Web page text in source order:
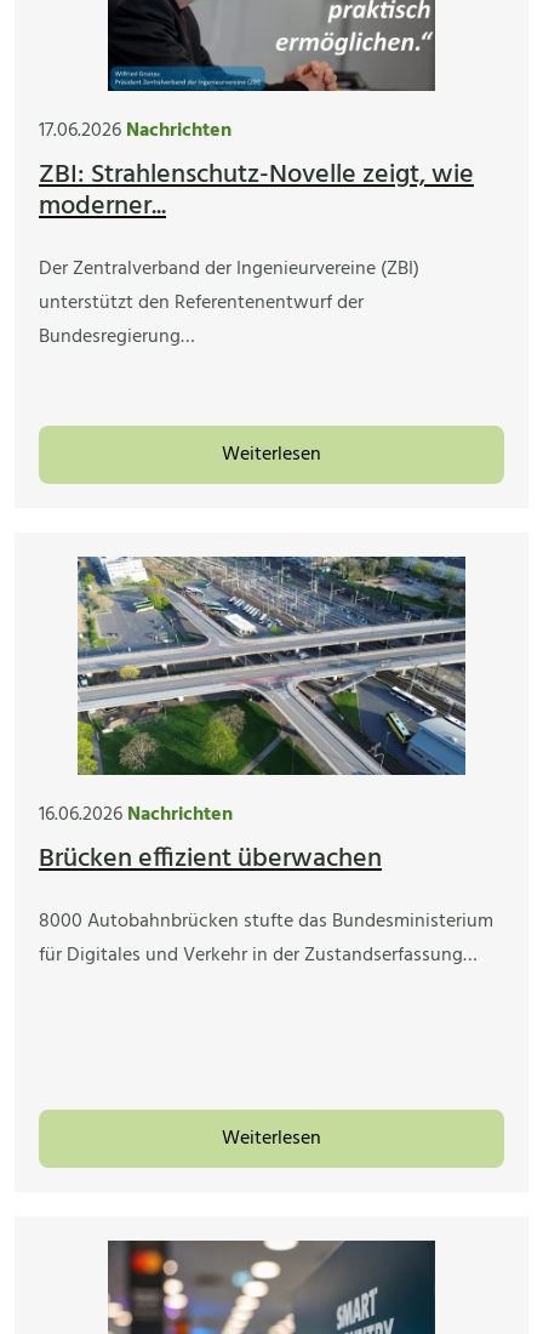
17.06.2026Nachrichten
ZBI: Strahlenschutz-Novelle zeigt, wie
moderner...
Der Zentralverband der Ingenieurvereine (ZBI)
unterstützt den Referentenentwurf der
Bundesregierung…
Weiterlesen
16.06.2026Nachrichten
Brücken effizient überwachen
8000 Autobahnbrücken stufte das Bundesministerium
für Digitales und Verkehr in der Zustandserfassung…
Weiterlesen